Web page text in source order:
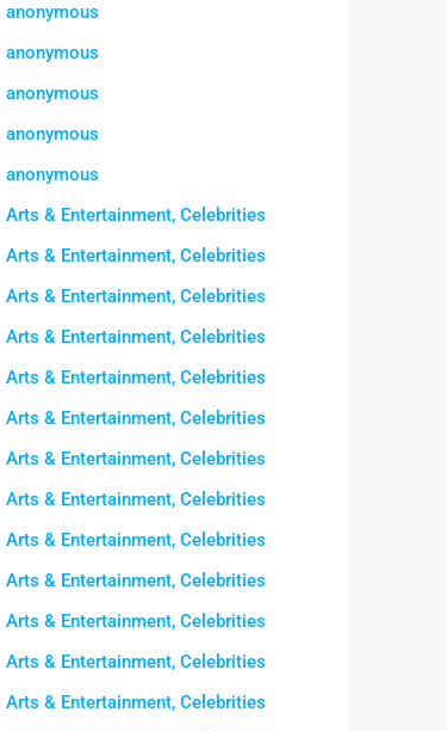
anonymous
anonymous
anonymous
anonymous
anonymous
Arts & Entertainment, Celebrities
Arts & Entertainment, Celebrities
Arts & Entertainment, Celebrities
Arts & Entertainment, Celebrities
Arts & Entertainment, Celebrities
Arts & Entertainment, Celebrities
Arts & Entertainment, Celebrities
Arts & Entertainment, Celebrities
Arts & Entertainment, Celebrities
Arts & Entertainment, Celebrities
Arts & Entertainment, Celebrities
Arts & Entertainment, Celebrities
Arts & Entertainment, Celebrities